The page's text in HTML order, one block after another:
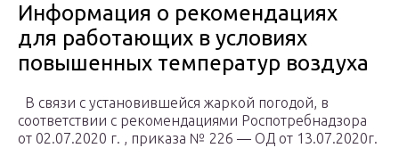
Информация о рекомендациях
для работающих в условиях
повышенных температур воздуха
В связи с установившейся жаркой погодой, в
соответствии с рекомендациями Роспотребнадзора
от 02.07.2020 г. , приказа № 226 — ОД от 13.07.2020г.